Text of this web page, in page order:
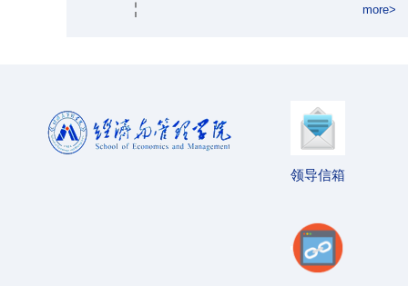
more>
领导信箱